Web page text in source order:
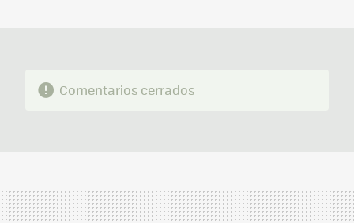
Comentarios cerrados